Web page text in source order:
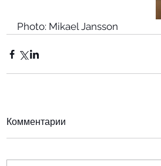
Photo: Mikael Jansson
Комментарии